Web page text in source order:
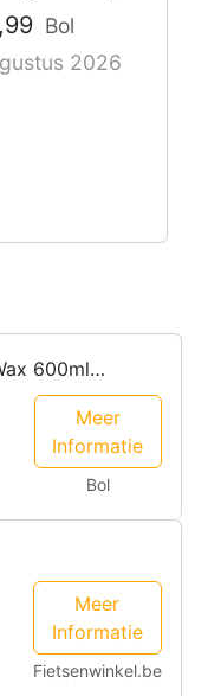
Bol
2026
600ml
Meer
Informatie
Bol
Meer
Informatie
Fietsenwinkel.be